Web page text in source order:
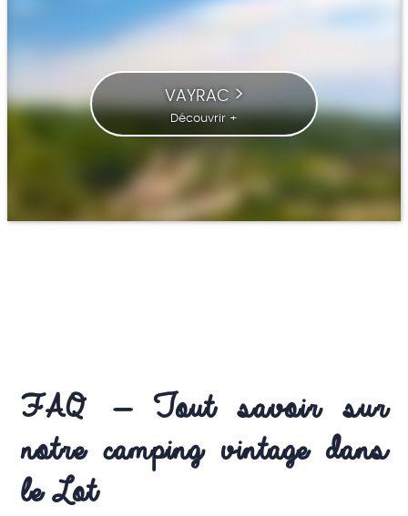
VAYRAC
Découvrir +
FAQ – Tout savoir sur
notre camping vintage dans
le Lot